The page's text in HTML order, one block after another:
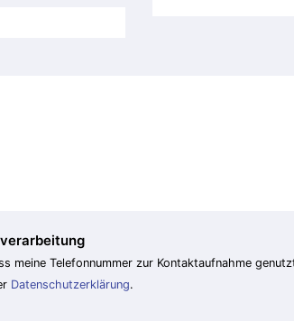
meine Telefonnummer zur Kontaktaufnahme
Datenschutzerklärung.